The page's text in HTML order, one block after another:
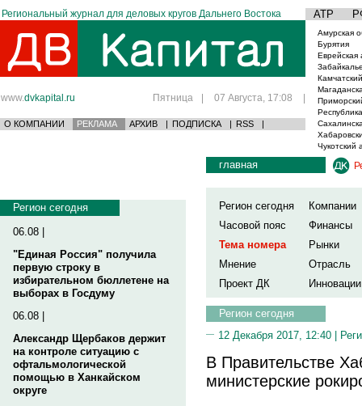
Региональный журнал для деловых кругов Дальнего Востока АТР
www.dvkapital.ru Пятница | 07 Августа, 17:08 |
О КОМПАНИИ РЕКЛАМА АРХИВ | ПОДПИСКА | RSS |
Амурская
Бурятия
Еврейская
Чукотский
Регион сегодня
06.08 |
"Единая Россия" получила
первую строку в
избирательном бюллетене на
выборах в Госдуму
06.08 |
Александр Щербаков держит
на контроле ситуацию с
офтальмологической
помощью в Ханкайском
округе
главная
Регион сегодня
Компании
Часовой пояс
Финансы
Тема номера
Рынки
Мнение
Отрасль
Проект ДК
Инновации
Регион сегодня
12 Декабря 2017, 12:40 |
В Правительстве
министерские